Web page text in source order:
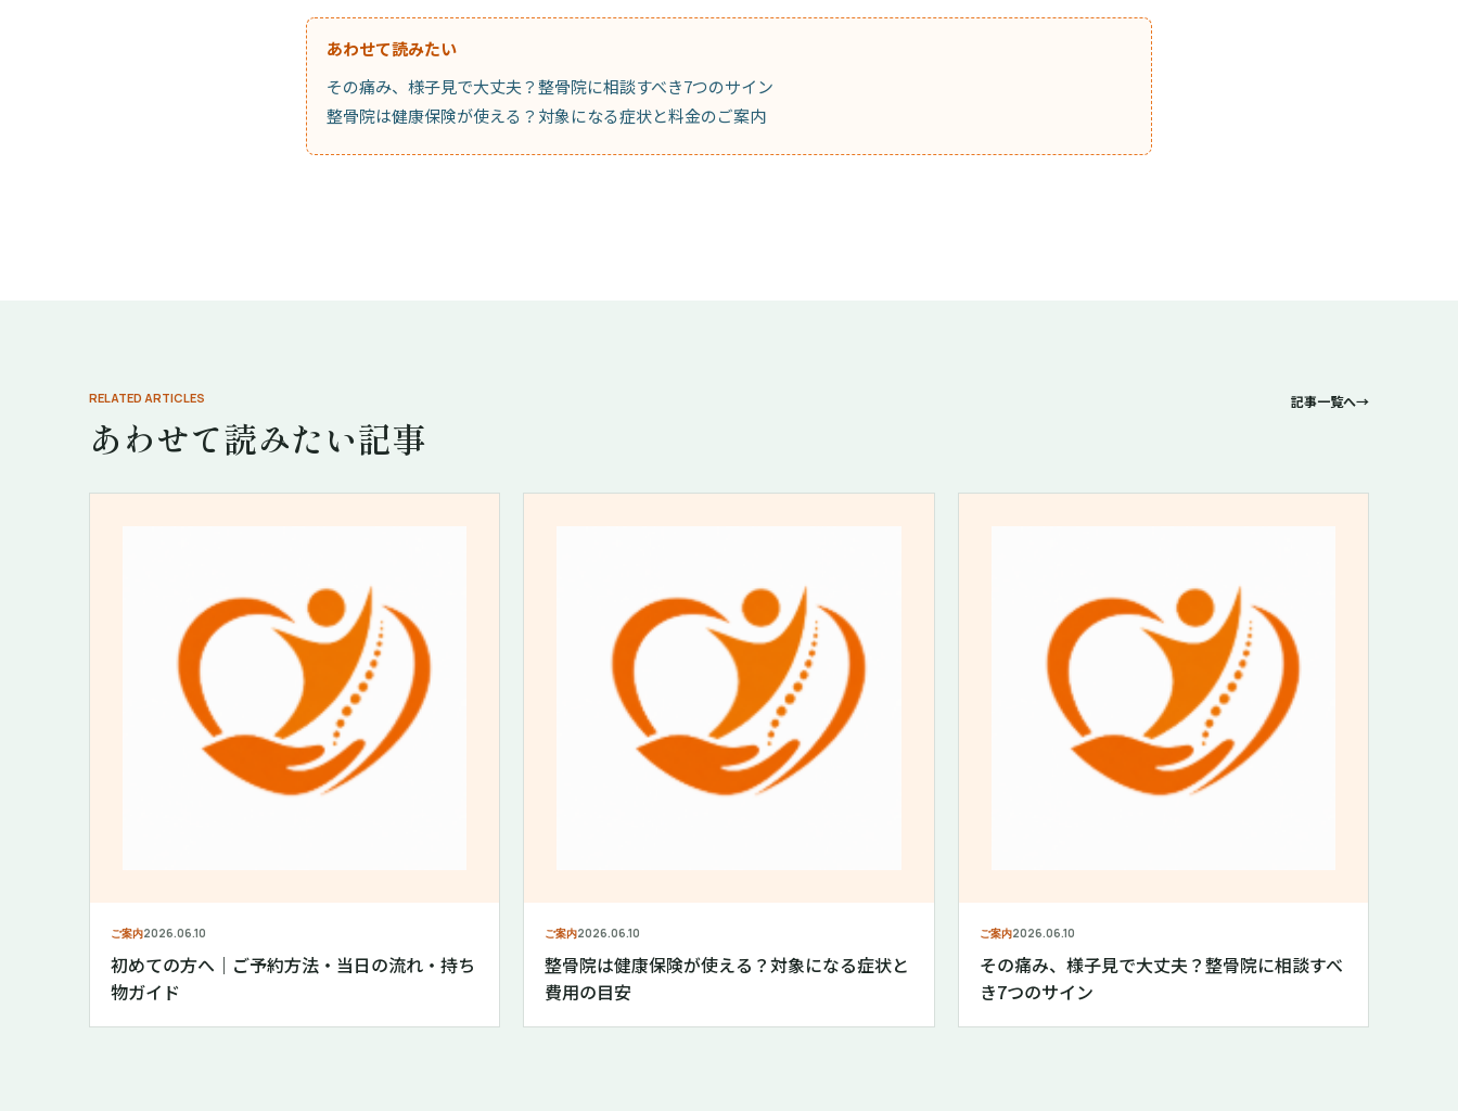
あわせて読みたい
その痛み、様子見で大丈夫？整骨院に相談すべき7つのサイン
整骨院は健康保険が使える？対象になる症状と料金のご案内
RELATED ARTICLES
あわせて読みたい記事
記事一覧へ→
ご案内2026.06.10
初めての方へ｜ご予約方法・当日の流れ・持ち
物ガイド
ご案内2026.06.10
整骨院は健康保険が使える？対象になる症状と
費用の目安
ご案内2026.06.10
その痛み、様子見で大丈夫？整骨院に相談すべ
き7つのサイン